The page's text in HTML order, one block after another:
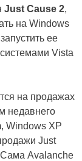
Just Cause 2,
на Windows
ее
Vista
на продажах
недавнего
Windows XP
Just
Сама Avalanche